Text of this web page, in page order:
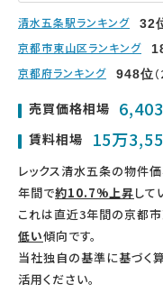
清水五条駅ランキング 32
京都市東山区ランキング
京都府ランキング
948位
売買価格相場
賃料相場 15万
レックス清水五条の物件
年間で約10.7%上昇して
これは直近3年間の京都
低い傾向です。
当社独自の基準に基づく
活用ください。